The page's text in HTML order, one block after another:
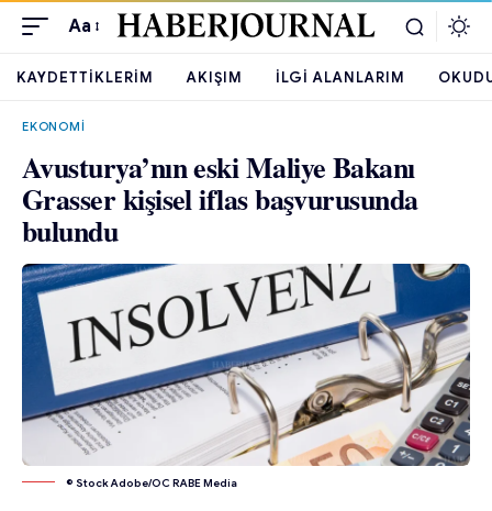
Aa
KAYDETTIKLERIM AKIŞIM İLGI ALANLARIM
EKONOMI
Avusturya’nın eski Maliye Bakanı
Grasser kişisel iflas başvurusunda
bulundu
© Stock Adobe/OC RABE Media